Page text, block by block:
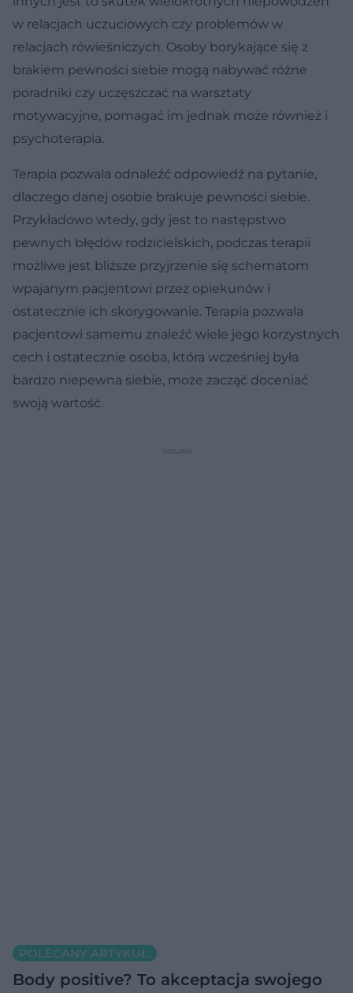
w relacjach uczuciowych czy problemów w
relacjach rówieśniczych. Osoby borykające się z
brakiem pewności siebie mogą nabywać różne
poradniki czy uczęszczać na warsztaty
motywacyjne, pomagać im jednak może również i
psychoterapia.
Terapia pozwala odnaleźć odpowiedź na pytanie,
dlaczego danej osobie brakuje pewności siebie.
Przykładowo wtedy, gdy jest to następstwo
pewnych błędów rodzicielskich, podczas terapii
możliwe jest bliższe przyjrzenie się schematom
wpajanym pacjentowi przez opiekunów i
ostatecznie ich skorygowanie. Terapia pozwala
pacjentowi samemu znaleźć wiele jego korzystnych
cech i ostatecznie osoba, która wcześniej była
bardzo niepewna siebie, może zacząć doceniać
swoją wartość.
POLECANY ARTYKUŁ:
Body positive? To akceptacja swojego